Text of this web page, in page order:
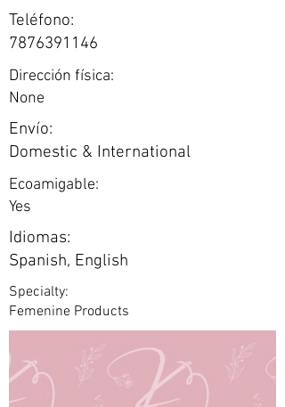
Teléfono:
7876391146
Dirección física:
None
Envío:
Domestic & International
Ecoamigable:
Yes
Idiomas:
Spanish, English
Specialty:
Femenine Products